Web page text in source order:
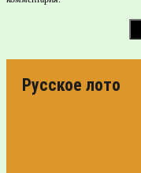
Русское лото